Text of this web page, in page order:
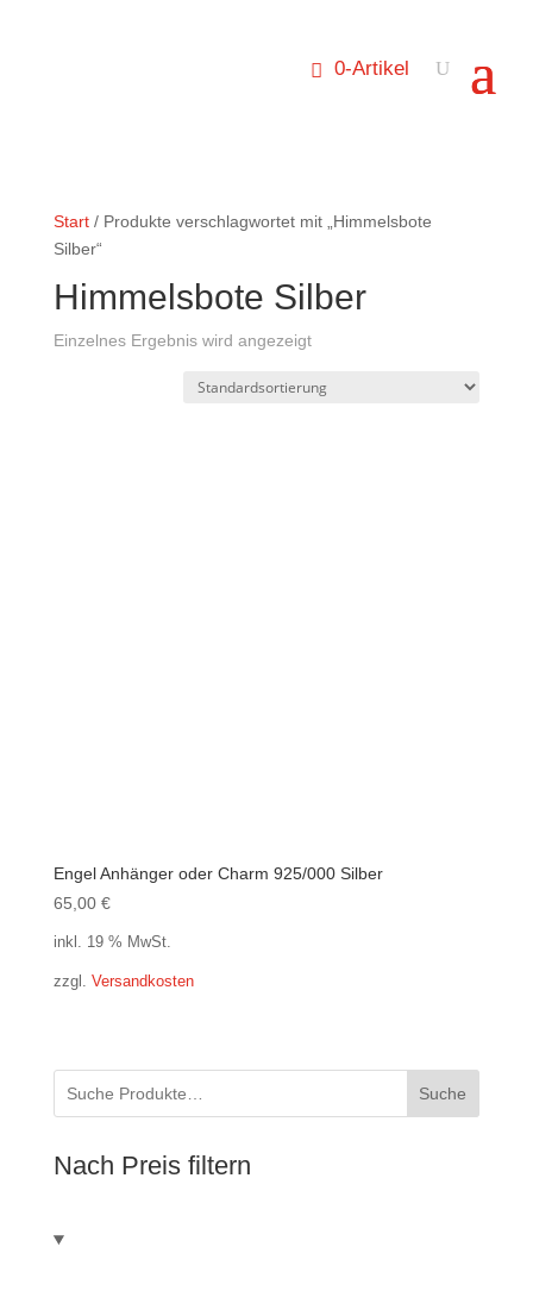
0-Artikel
Start/ Produkte verschlagwortet mit „Himmelsbote
Silber“
Himmelsbote Silber
Einzelnes Ergebnis wird angezeigt
Engel Anhänger oder Charm 925/000 Silber
65,00 €
inkl. 19 % MwSt.
zzgl. Versandkosten
Suche
Nach Preis filtern